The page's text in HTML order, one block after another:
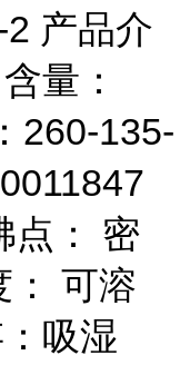
产品介
量：
260-135-
点： 密
： 可溶
吸湿